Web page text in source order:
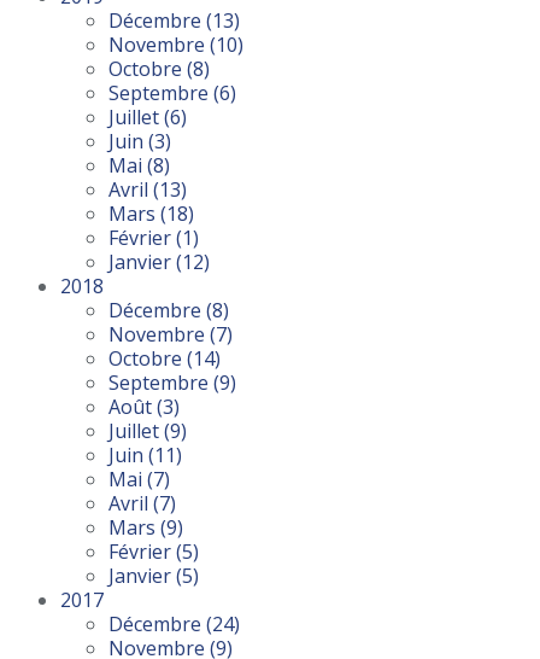
Décembre (13)
Novembre (10)
Octobre (8)
Septembre (6)
Juillet(6)
Juin (3)
Mai (8)
Avril (13)
Mars (18)
Février(1)
Janvier(12)
2018
Décembre (8)
Novembre (7)
Octobre (14)
Septembre (9)
Août(3)
Juillet(9)
Juin (11)
Mai (7)
Avril (7)
Mars (9)
Février(5)
Janvier(5)
2017
Décembre (24)
Novembre (9)